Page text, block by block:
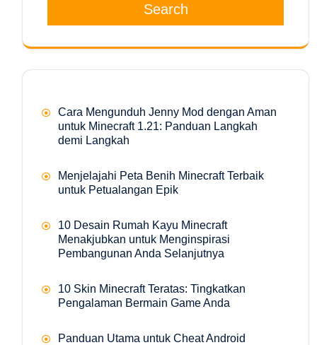
Search
Cara Mengunduh Jenny Mod dengan Aman
untuk Minecraft 1.21: Panduan Langkah
demi Langkah
Menjelajahi Peta Benih Minecraft Terbaik
untuk Petualangan Epik
10 Desain Rumah Kayu Minecraft
Menakjubkan untuk Menginspirasi
Pembangunan Anda Selanjutnya
10 Skin Minecraft Teratas: Tingkatkan
Pengalaman Bermain Game Anda
Panduan Utama untuk Cheat Android